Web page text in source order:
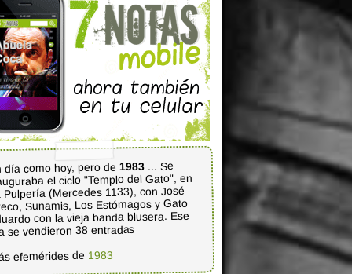
día como hoy, pero de1983 ... Se
el ciclo "Templo del Gato", en
Pulpería (Mercedes 1133), con José
Sunamis, Los Estómagos y Gato
con la vieja banda blusera. Ese
se vendieron 38 entradas
efemérides de 1983